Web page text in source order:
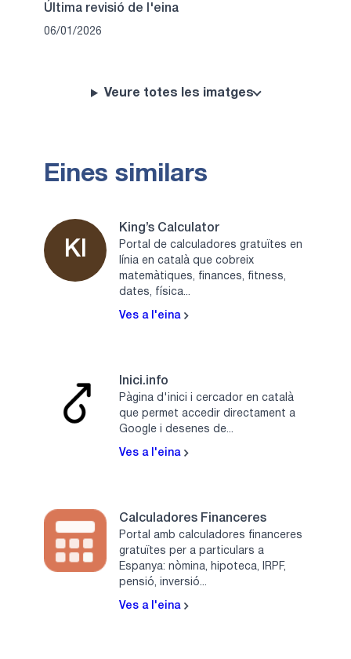
Última revisió de l'eina
06/01/2026
Veure totes les imatges
Eines similars
KI
King’s Calculator
Portal de calculadores gratuïtes en
línia en català que cobreix
matemàtiques, finances, fitness,
dates, física...
Ves a l'eina
Inici.info
Pàgina d'inici i cercador en català
que permet accedir directament a
Google i desenes de...
Ves a l'eina
Calculadores Financeres
Portal amb calculadores financeres
gratuïtes per a particulars a
Espanya: nòmina, hipoteca, IRPF,
pensió, inversió...
Ves a l'eina